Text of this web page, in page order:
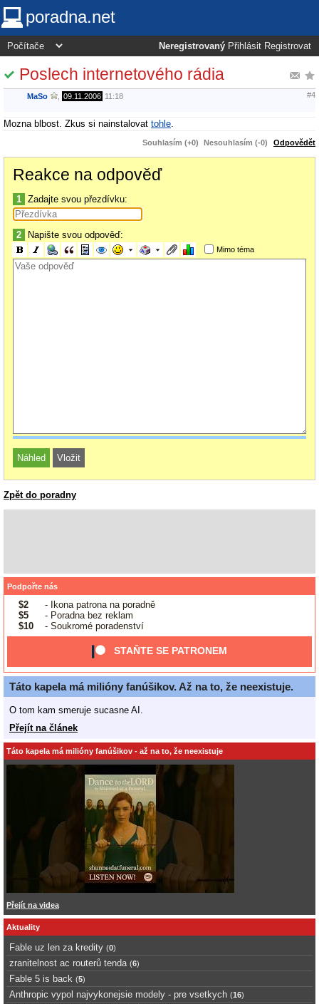
poradna.net
Neregistrovaný Přihlásit Registrovat
Poslech internetového rádia
MaSo 09.11.2006 11:18 #4
Mozna blbost. Zkus si nainstalovat tohle
Souhlasím (+0) Nesouhlasím (-0) Odpovědět
Reakce na odpověď
1 Zadajte svou přezdívku:
2 Napište svou odpověď:
Mimo téma
Zpět do poradny
Podpořte nás
$2
- Ikona patrona na poradně
$5
- Poradna bez reklam
$10
- Soukromé poradenství
STAŇTE SE PATRONEM
Táto kapela má milióny fanúšikov. Až na to, že neexistuje.
O tom kam smeruje sucasne AI.
Přejít na článek
Táto kapela má milióny fanúšikov - až na to, že neexistuje
Přejít na videa
Aktuality
Fable uz len za kredity (0)
zranitelnost ac routerů tenda (6)
Fable 5 is back (5)
Anthropic vypol najvykonejsie modely - pre vsetkych (16)